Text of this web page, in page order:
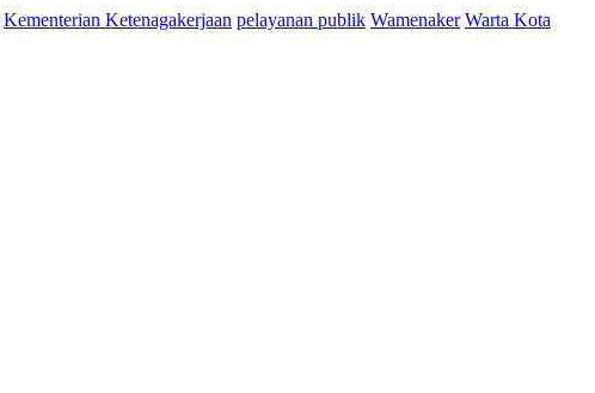
Kementerian Ketenagakerjaan pelayanan publik Wamenaker Warta Kota